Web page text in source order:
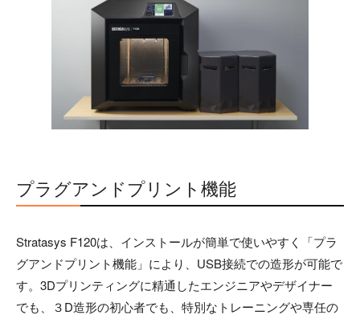
プラグアンドプリント機能
Stratasys F120は、インストールが簡単で使いやすく「プラ
グアンドプリント機能」により、USB接続での造形が可能で
す。3Dプリンティングに精通したエンジニアやデザイナー
でも、３D造形の初心者でも、特別なトレーニングや専任の